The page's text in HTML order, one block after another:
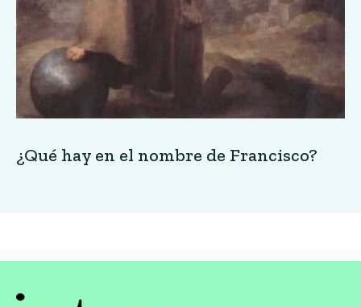
¿Qué hay en el nombre de Francisco?